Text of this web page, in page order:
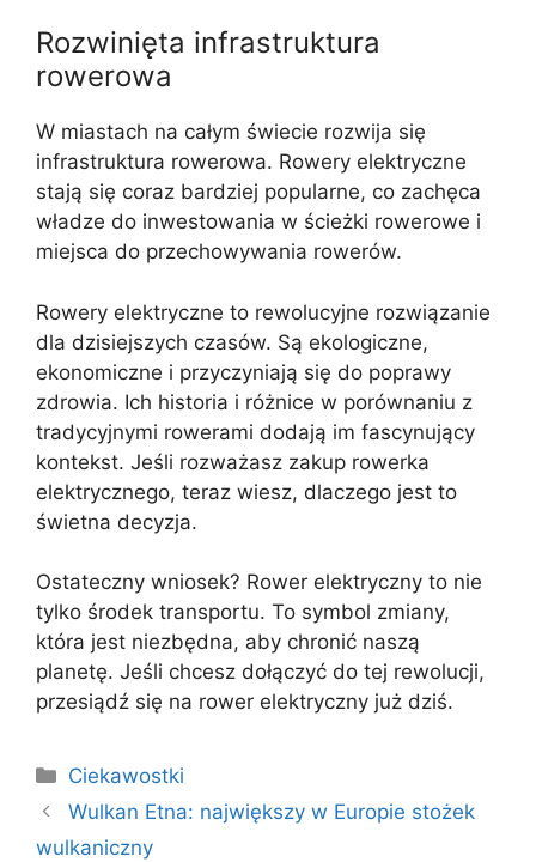
Rozwinięta infrastruktura
rowerowa
W miastach na całym świecie rozwija się
infrastruktura rowerowa. Rowery elektryczne
stają się coraz bardziej popularne, co zachęca
władze do inwestowania w ścieżki rowerowe i
miejsca do przechowywania rowerów.
Rowery elektryczne to rewolucyjne rozwiązanie
dla dzisiejszych czasów. Są ekologiczne,
ekonomiczne i przyczyniają się do poprawy
zdrowia. Ich historia i różnice w porównaniu z
tradycyjnymi rowerami dodają im fascynujący
kontekst. Jeśli rozważasz zakup rowerka
elektrycznego, teraz wiesz, dlaczego jest to
świetna decyzja.
Ostateczny wniosek? Rower elektryczny to nie
tylko środek transportu. To symbol zmiany,
która jest niezbędna, aby chronić naszą
planetę. Jeśli chcesz dołączyć do tej rewolucji,
przesiądź się na rower elektryczny już dziś.
Kategorie
Ciekawostki
Wulkan Etna: największy w Europie stożek
wulkaniczny